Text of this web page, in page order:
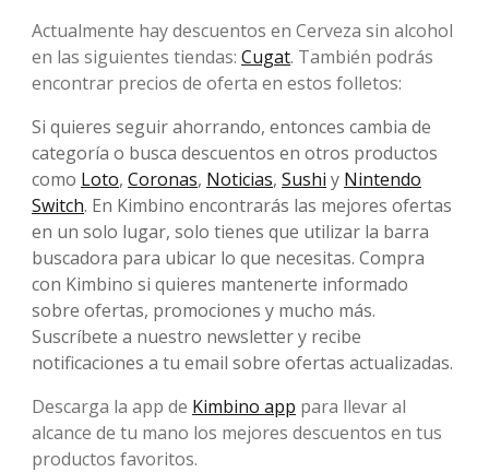
Actualmente hay descuentos en Cerveza sin alcohol
en las siguientes tiendas: Cugat. También podrás
encontrar precios de oferta en estos folletos:
Si quieres seguir ahorrando, entonces cambia de
categoría o busca descuentos en otros productos
como Loto, Coronas, Noticias, Sushi y Nintendo
Switch. En Kimbino encontrarás las mejores ofertas
en un solo lugar, solo tienes que utilizar la barra
buscadora para ubicar lo que necesitas. Compra
con Kimbino si quieres mantenerte informado
sobre ofertas, promociones y mucho más.
Suscríbete a nuestro newsletter y recibe
notificaciones a tu email sobre ofertas actualizadas.
Descarga la app de Kimbino app para llevar al
alcance de tu mano los mejores descuentos en tus
productos favoritos.